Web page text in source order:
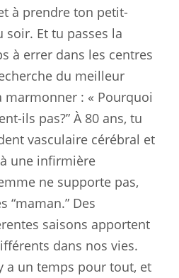
à prendre ton petit-
soir. Et tu passes la
à errer dans les centres
du meilleur
marmonner : « Pourquoi
ils pas?” À 80 ans, tu
vasculaire cérébral et
une infirmière
ne supporte pas,
“maman.” Des
saisons apportent
dans nos vies.
a un temps pour tout, et